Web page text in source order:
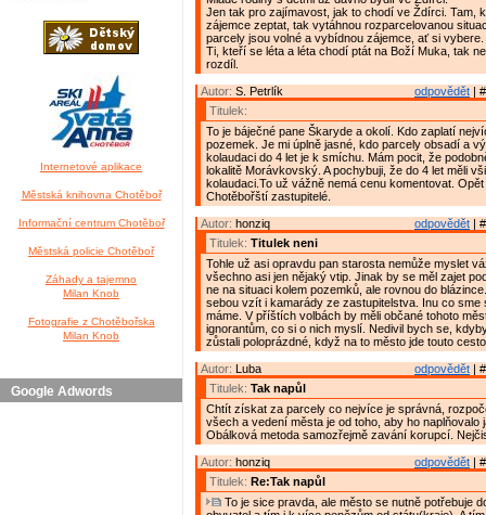
Internetové aplikace
Městská knihovna Chotěboř
Informační centrum Chotěboř
Městská policie Chotěboř
Záhady a tajemno
Milan Knob
Fotografie z Chotěbořska
Milan Knob
Google Adwords
Jen tak pro zajímavost, jak to chodí ve Ždírci. Tam,
zájemce zeptat, tak vytáhnou rozparcelovanou
parcely jsou volné a vybídnou zájemce, ať si vybere.
Ti, kteří se léta a léta chodí ptát na Boží Muka, tak
rozdíl.
odpovědět |
Autor: S. Petrlík
Titulek:
To je báječné pane Škaryde a okolí. Kdo zaplatí
pozemek. Je mi úplně jasné, kdo parcely obsadí a
kolaudaci do 4 let je k smíchu. Mám pocit, že
lokalitě Morávkovský. A pochybuji, že do 4 let měli
kolaudaci.To už vážně nemá cenu komentovat.
Chotěbořští zastupitelé.
odpovědět |
Autor: honziq
Titulek: Titulek neni
Tohle už asi opravdu pan starosta nemůže myslet
všechno asi jen nějaký vtip. Jinak by se měl zajet
ne na situaci kolem pozemků, ale rovnou do
sebou vzít i kamarády ze zastupitelstva. Inu co sme
máme. V příštích volbách by měli občané tohoto
ignorantům, co si o nich myslí. Nedivil bych se,
zůstali poloprázdné, když na to město jde touto
odpovědět |
Autor: Luba
Titulek: Tak napůl
Chtít získat za parcely co nejvíce je správná,
všech a vedení města je od toho, aby ho naplňovalo
Obálková metoda samozřejmě zavání korupcí.
odpovědět |
Autor: honziq
Titulek: Re:Tak napůl
To je sice pravda, ale město se nutně potřebuje